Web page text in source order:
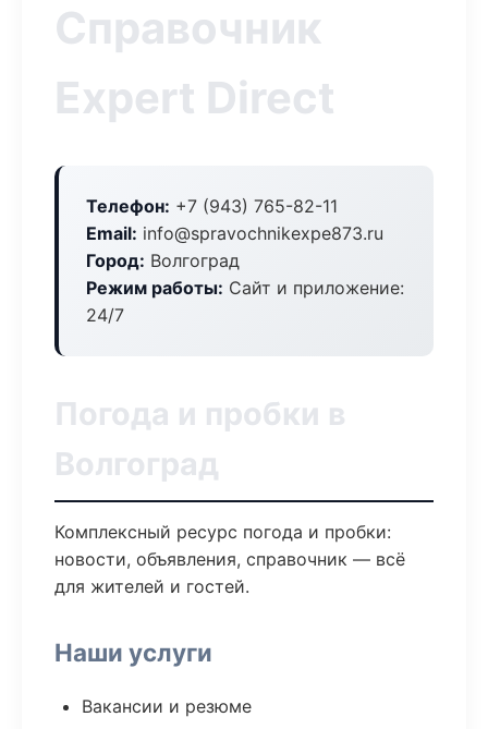
Справочник
Expert Direct
Телефон: +7 (943) 765-82-11
Email: info@spravochnikexpe873.ru
Город: Волгоград
Режим работы: Сайт и приложение:
24/7
Погода и пробки в
Волгоград
Комплексный ресурс погода и пробки:
новости, объявления, справочник — всё
для жителей и гостей.
Наши услуги
Вакансии и резюме